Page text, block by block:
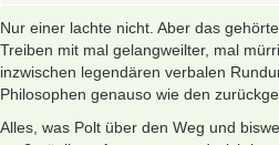
Nur einer lachte nicht. Aber das
Treiben mit mal gelangweilter, mal
inzwischen legendären verbalen
Philosophen genauso wie den
Alles, was Polt über den Weg und